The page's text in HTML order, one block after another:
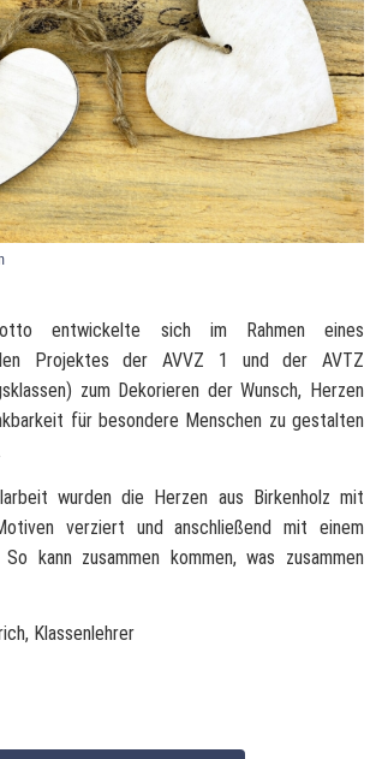
entwickelte sich im Rahmen eines
Projektes der AVVZ 1 und der AVTZ
zum Dekorieren der Wunsch, Herzen
für besondere Menschen zu gestalten
wurden die Herzen aus Birkenholz mit
verziert und anschließend mit einem
kann zusammen kommen, was zusammen
Klassenlehrer